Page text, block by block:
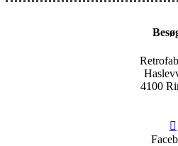
4100